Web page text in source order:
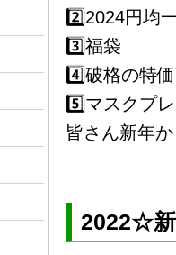
2️⃣2024円均
3️⃣福袋
4️⃣破格の特
5️⃣マスクプ
皆さん新年
2022☆